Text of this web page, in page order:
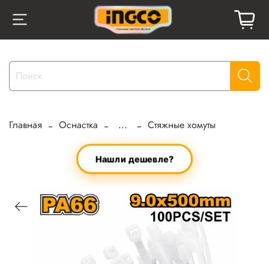
Главная Оснастка ... Стяжные хомуты
Нашли дешевле?